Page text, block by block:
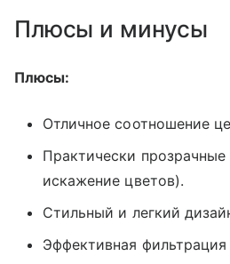
Плюсы и минусы
Плюсы:
Отличное соотношение
Практически
искажение цветов).
Стильный и легкий
Эффективная